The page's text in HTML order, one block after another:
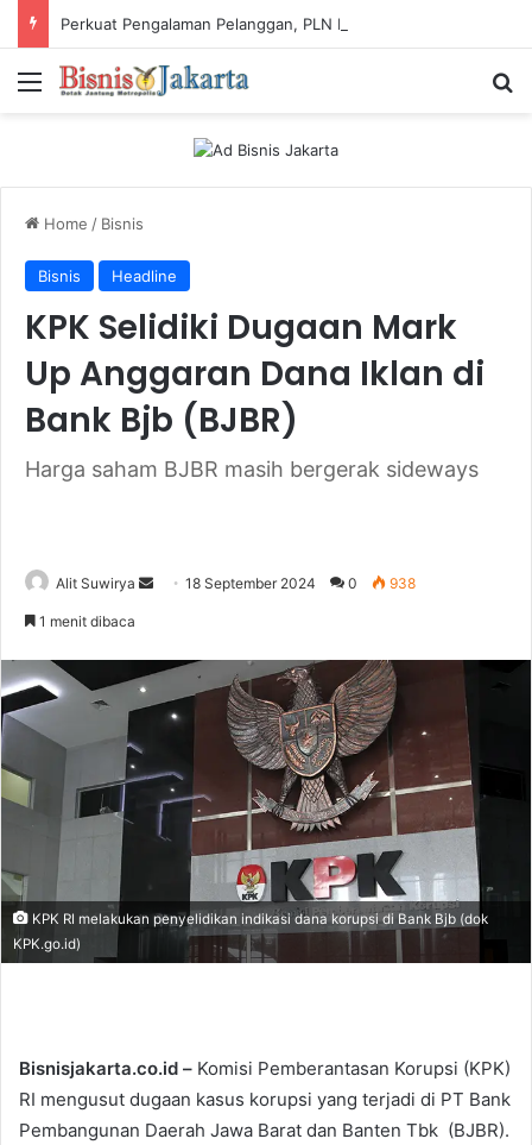
Menu
Home / Bisnis
Bisnis Headline
KPK Selidiki Dugaan Mark
Up Anggaran Dana Iklan di
Bank Bjb (BJBR)
Harga saham BJBR masih bergerak sideways
Alit Suwirya
d
m
a
18 September 2024 0 938
1 menit dibaca
KPK RI melakukan penyelidikan indikasi dana korupsi di Bank Bjb (dok
KPK.go.id)
Bisnisjakarta.co.id – Komisi Pemberantasan Korupsi (KPK)
RI mengusut dugaan kasus korupsi yang terjadi di PT Bank
Pembangunan Daerah Jawa Barat dan Banten Tbk (BJBR).